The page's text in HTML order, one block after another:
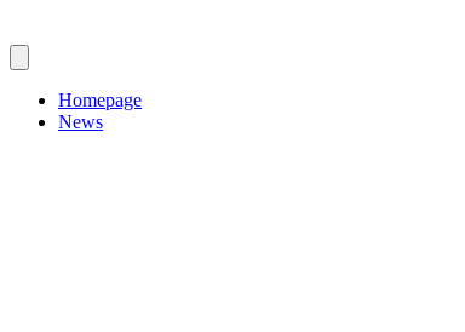
Homepage
News